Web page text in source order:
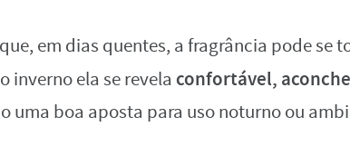
em dias quentes, a fragrância pode se
inverno ela se revela confortável,
uma boa aposta para uso noturno ou